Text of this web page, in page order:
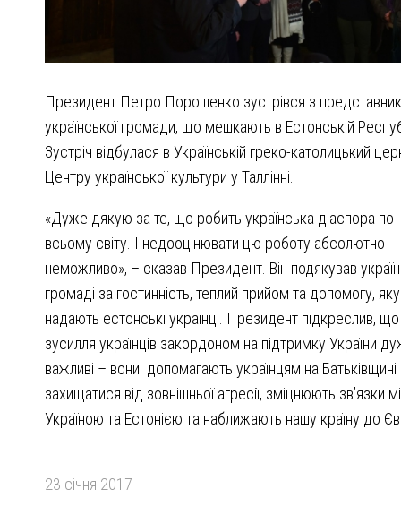
Президент Петро Порошенко зустрівся з
української громади, що мешкають в Естонській
Зустріч відбулася в Українській греко-католицький
Центру української культури у Таллінні.
«Дуже дякую за те, що робить українська діаспора по
всьому світу. І недооцінювати цю роботу абсолютно
неможливо», – сказав Президент. Він подякував
громаді за гостинність, теплий прийом та допомогу, яку
надають естонські українці. Президент підкреслив, що
зусилля українців закордоном на підтримку України
важливі – вони допомагають українцям на Батьківщині
захищатися від зовнішньої агресії, зміцнюють зв’язки
Україною та Естонією та наближають нашу країну до
23 січня 2017